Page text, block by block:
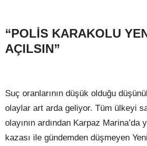
“POLİS KARAKOLU
AÇILSIN”
Suç oranlarının düşük olduğu
olaylar art arda geliyor. Tüm ülkeyi
olayının ardından Karpaz Marina’da
kazası ile gündemden düşmeyen